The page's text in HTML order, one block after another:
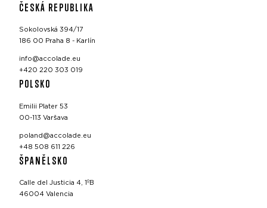
ČESKÁ REPUBLIKA
Sokolovská 394/17
186 00 Praha 8 - Karlín
info@accolade.eu
+420 220 303 019
POLSKO
Emilii Plater 53
00-113 Varšava
poland@accolade.eu
+48 508 611 226
ŠPANĚLSKO
Calle del Justicia 4, 1ºB
46004 Valencia